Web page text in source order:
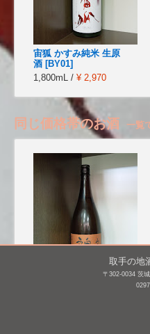
宙狐 かすみ純米 生原
酒 [BY01]
1,800mL / ¥ 2,970
同じ価格帯のお酒 一覧
取手の地
〒302-0034 茨